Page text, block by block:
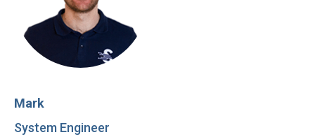
Mark
System Engineer